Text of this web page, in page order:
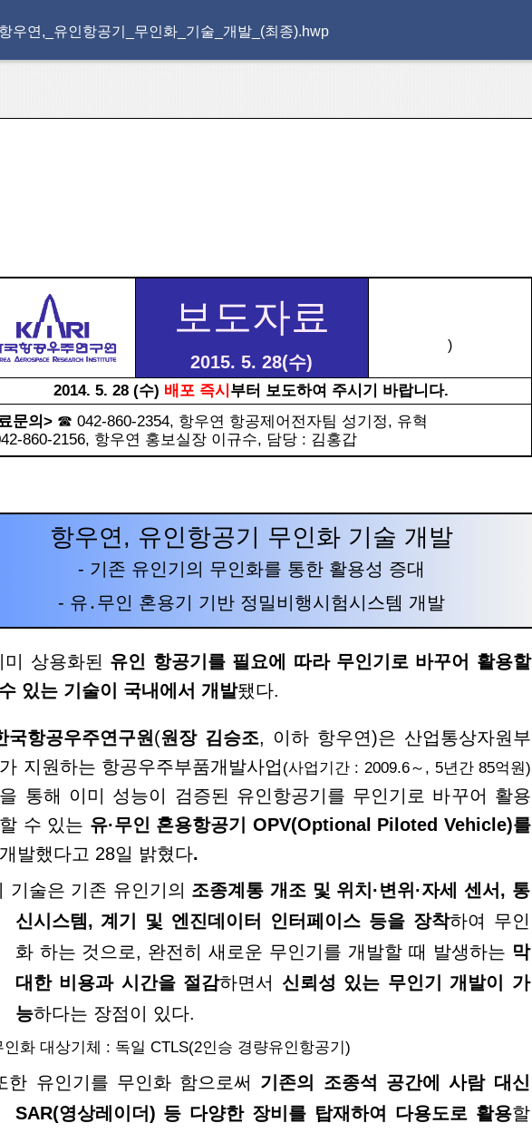
우연,_유인항공기_무인화_기술_개발_(최종).hwp
보도자료
2015. 5. 28(수)
)
2014. 5. 28 (수) 배포 즉시부터 보도하여 주시기 바랍니다.
문의> ☎ 042-860-2354, 항우연 항공제어전자팀 성기정, 유혁
860-2156, 항우연 홍보실장 이규수, 담당 : 김홍갑
항우연, 유인항공기 무인화 기술 개발
- 기존 유인기의 무인화를 통한 활용성 증대
- 유․무인 혼용기 기반 정밀비행시험시스템 개발
미 상용화된 유인 항공기를 필요에 따라 무인기로 바꾸어 활용할
수 있는 기술이 국내에서 개발됐다.
국항공우주연구원 (원장 김승조, 이하 항우연)은 산업통상자원부
가 지원하는 항공우주부품개발사업 (사업기간 : 2009.6～, 5년간 85억원)
을 통해 이미 성능이 검증된 유인항공기를 무인기로 바꾸어 활용
할 수 있는 유·무인 혼용항공기 OPV(Optional Piloted Vehicle)를
개발했다고 28일 밝혔다.
기술은 기존 유인기의 조종계통 개조 및 위치 ·변위 ·자세 센서, 통
신시스템, 계기 및 엔진데이터 인터페이스 등을 장착하여 무인
화 하는 것으로, 완전히 새로운 무인기를 개발할 때 발생하는 막
대한 비용과 시간을 절감하면서 신뢰성 있는 무인기 개발이 가
능하다는 장점이 있다.
인화 대상기체 : 독일 CTLS(2인승 경량유인항공기)
한 유인기를 무인화 함으로써 기존의 조종석 공간에 사람 대신
SAR(영상레이더) 등 다양한 장비를 탑재하여 다용도로 활용할